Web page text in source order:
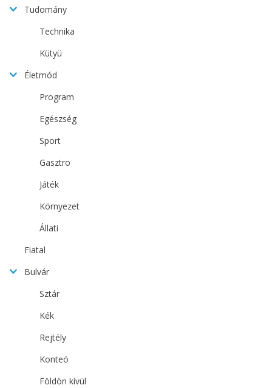
Tudomány
Technika
Kütyü
Életmód
Program
Egészség
Sport
Gasztro
Játék
Környezet
Állati
Fiatal
Bulvár
Sztár
Kék
Rejtély
Konteó
Földön kívül